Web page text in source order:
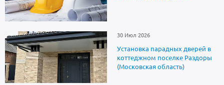
30 Июл 2026
Установка парадных дверей в
коттеджном поселке Раздоры
(Московская область)